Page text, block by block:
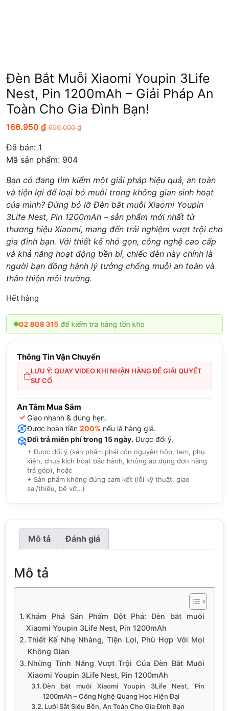
Đèn Bắt Muỗi Xiaomi Youpin 3Life
Nest, Pin 1200mAh – Giải Pháp An
Toàn Cho Gia Đình Bạn!
166.950 ₫ 659.000₫
Đã bán: 1
Mã sản phẩm: 904
Bạn có đang tìm kiếm một giải pháp hiệu quả, an toàn
và tiện lợi để loại bỏ muỗi trong không gian sinh hoạt
của mình? Đừng bỏ lỡ Đèn bắt muỗi Xiaomi Youpin
3Life Nest, Pin 1200mAh – sản phẩm mới nhất từ
thương hiệu Xiaomi, mang đến trải nghiệm vượt trội cho
gia đình bạn. Với thiết kế nhỏ gọn, công nghệ cao cấp
và khả năng hoạt động bền bỉ, chiếc đèn này chính là
người bạn đồng hành lý tưởng chống muỗi an toàn và
thân thiện môi trường.
Hết hàng
315để kiểm tra hàng tồn kho
Thông Tin Vận Chuyển
LƯU Ý: QUAY VIDEO KHI NHẬN HÀNG ĐỂ GIẢI QUYẾT
SỰ CỐ
An Tâm Mua Sắm
✓ Giao nhanh & đúng hẹn.
Được hoàn tiền 200% nếu là hàng giả.
Đổi trả miễn phí trong 15 ngày. Được đổi ý.
+ Được đổi ý (sản phẩm phải còn nguyên hộp, tem, phụ
kiện, chưa kích hoạt bảo hành, không áp dụng đơn hàng
trả góp), hoặc
+ Sản phẩm không đúng cam kết (lỗi kỹ thuật, giao
sai/thiếu, bể vỡ…)
Mô tả Đánh giá
Mô tả
Khám Phá Sản Phẩm Đột Phá: Đèn bắt muỗi
Xiaomi Youpin 3Life Nest, Pin 1200mAh
Thiết Kế Nhẹ Nhàng, Tiện Lợi, Phù Hợp Với Mọi
Không Gian
Những Tính Năng Vượt Trội Của Đèn Bắt Muỗi
Xiaomi Youpin 3Life Nest, Pin 1200mAh
Đèn bắt muỗi Xiaomi Youpin 3Life Nest, Pin
1200mAh – Công Nghệ Quang Học Hiện Đại
Lưới Sắt Siêu Bền, An Toàn Cho Gia Đình Bạn